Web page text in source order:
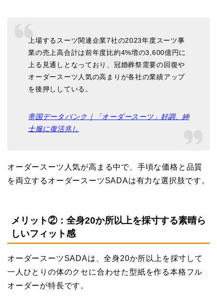
上場するスーツ関連企業7社の2023年度スーツ事
業の売上高合計は前年度比約4%増の3,600億円に
上る見通しとなっており、冠婚葬祭需要の回復や
オーダースーツ人気の高まりが各社の業績アップ
を後押ししている。
帝国データバンク｜「オーダースーツ」好調、紳
士服に復活兆し
オーダースーツ人気が高まる中で、手頃な価格と品質
を両立するオーダースーツSADAは有力な選択肢です。
メリット②：全身20か所以上を採寸する素晴ら
しいフィット感
オーダースーツSADAは、全身20か所以上を採寸して
一人ひとりの体のクセに合わせた型紙を作る本格フル
オーダーが特長です。